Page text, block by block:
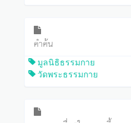
คำค้น
มูลนิธิธรรมกาย
วัดพระธรรมกาย